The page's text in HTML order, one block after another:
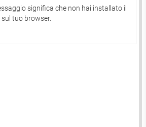
significa che non hai installato il
sul tuo browser.